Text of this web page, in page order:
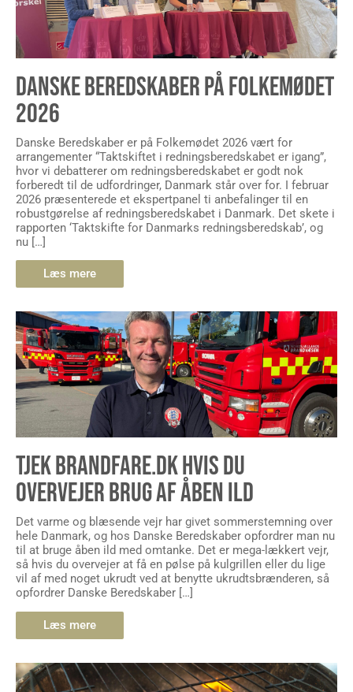
DANSKE BEREDSKABER PÅ FOLKEMØDET
2026
Danske Beredskaber er på Folkemødet 2026 vært for
arrangementer “Taktskiftet i redningsberedskabet er igang”,
hvor vi debatterer om redningsberedskabet er godt nok
forberedt til de udfordringer, Danmark står over for. I februar
2026 præsenterede et ekspertpanel ti anbefalinger til en
robustgørelse af redningsberedskabet i Danmark. Det skete i
rapporten ‘Taktskifte for Danmarks redningsberedskab’, og
nu […]
Læs mere
TJEK BRANDFARE.DK HVIS DU
OVERVEJER BRUG AF ÅBEN ILD
Det varme og blæsende vejr har givet sommerstemning over
hele Danmark, og hos Danske Beredskaber opfordrer man nu
til at bruge åben ild med omtanke. Det er mega-lækkert vejr,
så hvis du overvejer at få en pølse på kulgrillen eller du lige
vil af med noget ukrudt ved at benytte ukrudtsbrænderen, så
opfordrer Danske Beredskaber […]
Læs mere